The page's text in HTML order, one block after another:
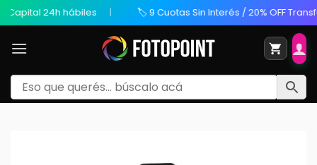
24h hábiles 🏷️ 9 Cuotas Sin Interés / 20% OFF